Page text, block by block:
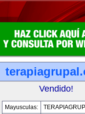
Vendido!
Mayusculas: